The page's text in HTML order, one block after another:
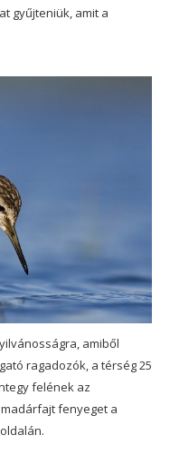
gyűjteniük, amit a
amiből
ragadozók, a térség 25
felének az
fenyeget a